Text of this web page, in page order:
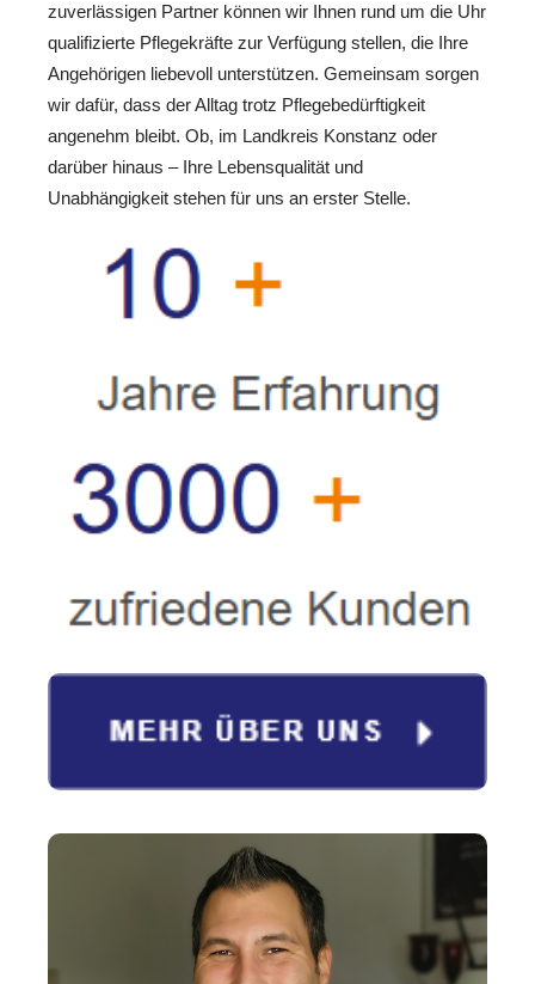
zuverlässigen Partner können wir Ihnen rund um die Uhr
qualifizierte Pflegekräfte zur Verfügung stellen, die Ihre
Angehörigen liebevoll unterstützen. Gemeinsam sorgen
wir dafür, dass der Alltag trotz Pflegebedürftigkeit
angenehm bleibt. Ob, im Landkreis Konstanz oder
darüber hinaus – Ihre Lebensqualität und
Unabhängigkeit stehen für uns an erster Stelle.